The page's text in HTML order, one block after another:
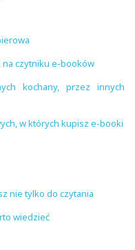
na czytniku e-booków
kochany, przez innych
w których kupisz e-booki
nie tylko do czytania
wiedzieć